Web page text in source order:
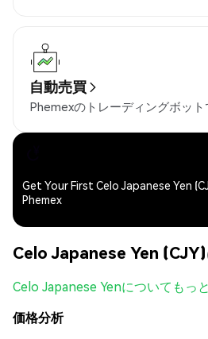
自動売買
Phemexのトレーディングボット
Get Your First Celo Japanese Yen
Phemex
Celo Japanese Yen
Celo Japanese Yenについてもっ
価格分析